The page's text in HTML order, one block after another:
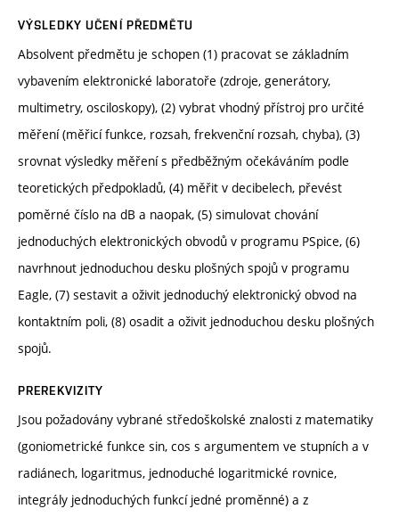
VÝSLEDKY UČENÍ PŘEDMĚTU
Absolvent předmětu je schopen (1) pracovat se základním
vybavením elektronické laboratoře (zdroje, generátory,
multimetry, osciloskopy), (2) vybrat vhodný přístroj pro určité
měření (měřicí funkce, rozsah, frekvenční rozsah, chyba), (3)
srovnat výsledky měření s předběžným očekáváním podle
teoretických předpokladů, (4) měřit v decibelech, převést
poměrné číslo na dB a naopak, (5) simulovat chování
jednoduchých elektronických obvodů v programu PSpice, (6)
navrhnout jednoduchou desku plošných spojů v programu
Eagle, (7) sestavit a oživit jednoduchý elektronický obvod na
kontaktním poli, (8) osadit a oživit jednoduchou desku plošných
spojů.
PREREKVIZITY
Jsou požadovány vybrané středoškolské znalosti z matematiky
(goniometrické funkce sin, cos s argumentem ve stupních a v
radiánech, logaritmus, jednoduché logaritmické rovnice,
integrály jednoduchých funkcí jedné proměnné) a z